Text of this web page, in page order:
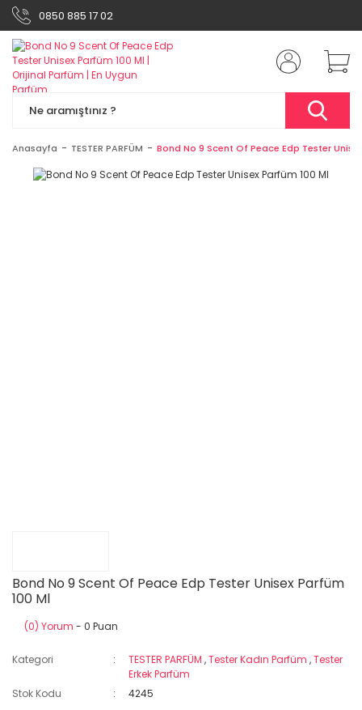
0850 885 17 02
Anasayfa TESTER PARFÜM Bond No 9 Scent Of Peace Edp Tester
Bond No 9 Scent Of Peace Edp Tester Unisex Parfüm
100 Ml
(0) Yorum - 0 Puan
Kategori TESTER PARFÜM ,Tester Kadın Parfüm ,Tester
Erkek Parfüm
Stok Kodu
4245